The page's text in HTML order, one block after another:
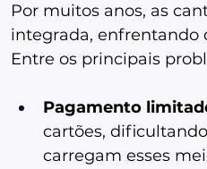
Por muitos anos, as
integrada, enfrentando
Entre os principais
Pagamento
cartões,
carregam esses